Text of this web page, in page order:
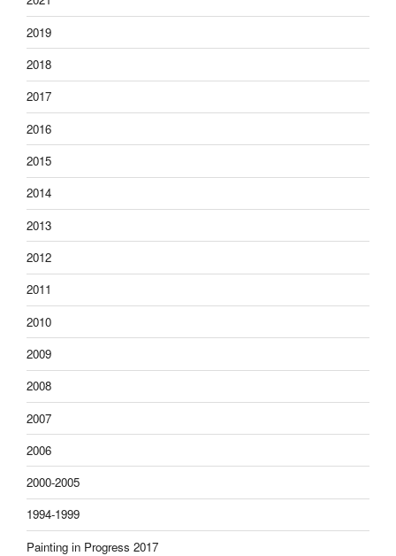
2019
2018
2017
2016
2015
2014
2013
2012
2011
2010
2009
2008
2007
2006
2000-2005
1994-1999
Painting in Progress 2017